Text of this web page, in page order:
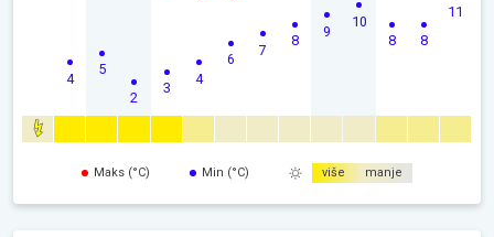
4
5
2
3
4
6
7
8
9
10
8 8
11
Maks (°C) Min (°C) više manje